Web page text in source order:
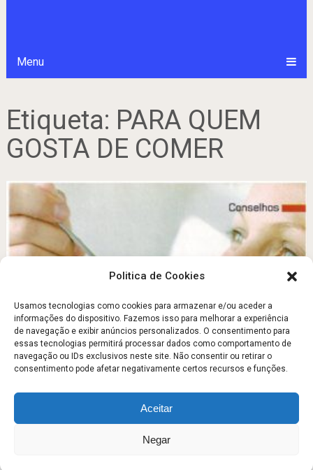
Politica de Cookies
Usamos tecnologias como cookies para armazenar e/ou aceder a
informações do dispositivo. Fazemos isso para melhorar a experiência
de navegação e exibir anúncios personalizados. O consentimento para
essas tecnologias permitirá processar dados como comportamento de
navegação ou IDs exclusivos neste site. Não consentir ou retirar o
consentimento pode afetar negativamente certos recursos e funções.
Aceitar
Negar
Menu
Etiqueta: PARA QUEM
GOSTA DE COMER
25 Dicas para emagrecer com saúde
Outubro 6, 2012
Escola FitnessCopyright © 2026.